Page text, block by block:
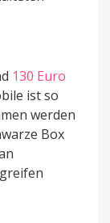
130 Euro
ist so
werden
Box